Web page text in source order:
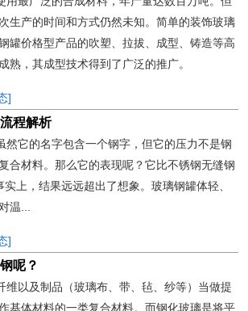
生产的时间和方式仍然未知。简单的装饰玻璃
罐价格型产品的吹塑、拉拔、成型、铸造等高
熟，其成型技术得到了广泛的推广。
]
程解析
它的名字包含一个钢字，但它的压力不是钢
合材料。那么它的表现呢？它比不锈钢无缝钢
果远远超出了想象。玻璃钢罐体轻、
温...
]
呢？
维以及制品（玻璃布、带、毡、纱等）当做提
基体材料的一类复合材料。而钢化玻璃是将平